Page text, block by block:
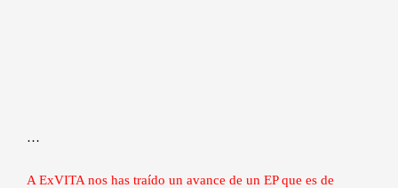
…
A ExVITA nos has traído un avance de un EP que es de